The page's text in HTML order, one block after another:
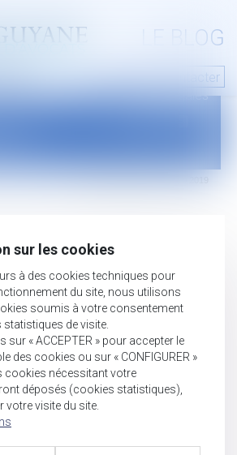
LE BLOG
Nous contacter
Cedex
35
Mentions légales
sur les cookies
à des cookies techniques pour
du site, nous utilisons
soumis à votre consentement
de visite.
sur « ACCEPTER » pour accepter le
des cookies ou sur « CONFIGURER »
cookies nécessitant votre
déposés (cookies statistiques),
votre visite du site.